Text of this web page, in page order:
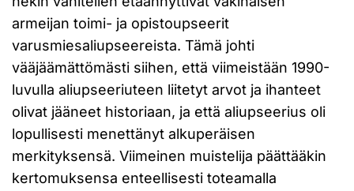
armeijan toimi- ja opistoupseerit
varusmiesaliupseereista. Tämä johti
vääjäämättömästi siihen, että viimeistään 1990-
luvulla aliupseeriuteen liitetyt arvot ja ihanteet
olivat jääneet historiaan, ja että aliupseerius oli
lopullisesti menettänyt alkuperäisen
merkityksensä. Viimeinen muistelija päättääkin
kertomuksensa enteellisesti toteamalla